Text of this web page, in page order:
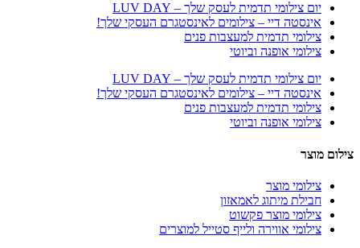
יום צילומי תדמית לעסק שלך – LUV DAY
אינסטה דיי – צילומים לאינסטגרם העסקי שלך!
צילומי תדמית למעצבות פנים
צילומי אופנה וביוטי
יום צילומי תדמית לעסק שלך – LUV DAY
אינסטה דיי – צילומים לאינסטגרם העסקי שלך!
צילומי תדמית למעצבות פנים
צילומי אופנה וביוטי
צילום מוצר
צילומי מוצר
חבילת מיתוג לאמאזון‎
צילומי מוצר פקשוט
צילומי אווירה ולייף סטייל למוצרים